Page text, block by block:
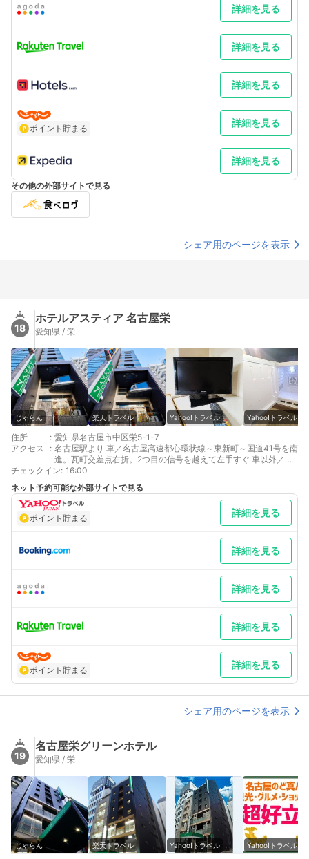
詳細を見る
詳細を見る
詳細を見る
ポイント貯まる 詳細を見る
詳細を見る
その他の外部サイトで見る
シェア用のページを表示
18
ホテルアスティア 名古屋栄
愛知県 / 栄
じゃらん 楽天トラベル Yahoo!トラベル Yahoo!トラベル
住所 : 愛知県名古屋市中区栄5-1-7
アクセス
: 名古屋駅より 車／名古屋高速都心環状線～東新町～国道41号を南
進。瓦町交差点右折。2つ目の信号を越えて左手すぐ 車以外／地
下鉄東山線栄駅下車13番出口より徒歩約5分
中部空港より 車／名古屋高速都心環状線～東新町～国道41号を南
進。瓦町交差点右折。2つ目の信号を越えて左手すぐ 車以外／名
鉄線金山駅乗り換え 地下鉄名城線矢場町駅下車1番出口徒歩4分
最寄り駅１ 栄
最寄り駅２ 矢場町
補足 車／近隣に提携のパーキング有 高さの制限有(2.0m) 車以
外／地下鉄栄駅１３番より徒歩約7分、矢場町駅1番出口より徒歩
チェックイン: 16:00
ネット予約可能な外部サイトで見る
ポイント貯まる 詳細を見る
詳細を見る
詳細を見る
詳細を見る
ポイント貯まる 詳細を見る
シェア用のページを表示
19
名古屋栄グリーンホテル
愛知県 / 栄
じゃらん 楽天トラベル Yahoo!トラベル Yahoo!トラベル